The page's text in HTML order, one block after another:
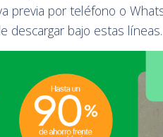
previa por teléfono o
descargar bajo estas líneas.